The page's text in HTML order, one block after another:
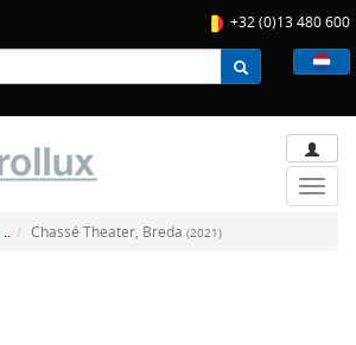
+32 (0)13 480 600
Toggle
Chassé Theater, Breda (2021)